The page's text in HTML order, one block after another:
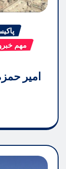
مهم
امیر